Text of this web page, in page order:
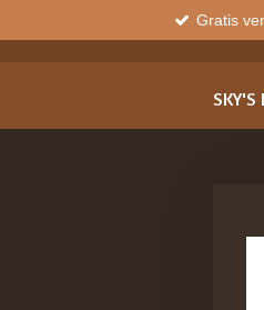
Gratis
SKY'S